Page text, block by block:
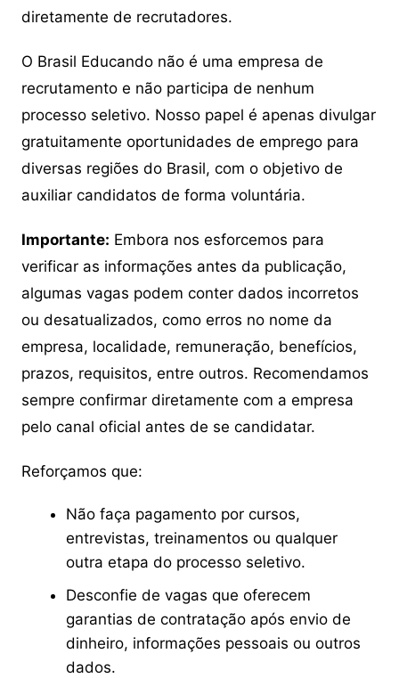
diretamente de recrutadores.
O Brasil Educando não é uma empresa de
recrutamento e não participa de nenhum
processo seletivo. Nosso papel é apenas divulgar
gratuitamente oportunidades de emprego para
diversas regiões do Brasil, com o objetivo de
auxiliar candidatos de forma voluntária.
Importante: Embora nos esforcemos para
verificar as informações antes da publicação,
algumas vagas podem conter dados incorretos
ou desatualizados, como erros no nome da
empresa, localidade, remuneração, benefícios,
prazos, requisitos, entre outros. Recomendamos
sempre confirmar diretamente com a empresa
pelo canal oficial antes de se candidatar.
Reforçamos que:
Não faça pagamento por cursos,
entrevistas, treinamentos ou qualquer
outra etapa do processo seletivo.
Desconfie de vagas que oferecem
garantias de contratação após envio de
dinheiro, informações pessoais ou outros
dados.